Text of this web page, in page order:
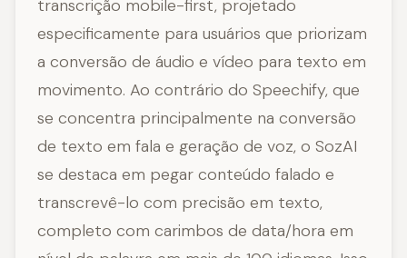
transcrição mobile-first, projetado
especificamente para usuários que priorizam
a conversão de áudio e vídeo para texto em
movimento. Ao contrário do Speechify, que
se concentra principalmente na conversão
de texto em fala e geração de voz, o SozAI
se destaca em pegar conteúdo falado e
transcrevê-lo com precisão em texto,
completo com carimbos de data/hora em